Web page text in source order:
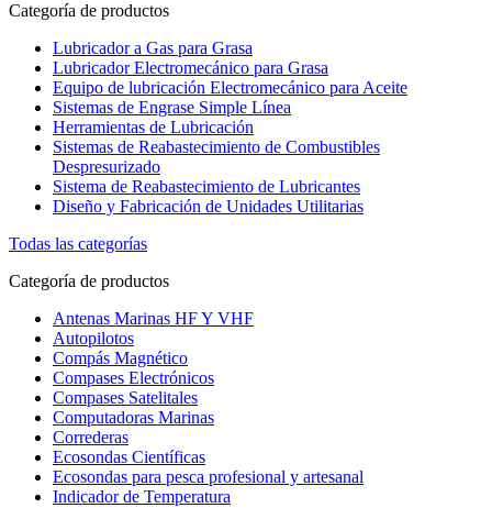
Categoría de productos
Lubricador a Gas para Grasa
Lubricador Electromecánico para Grasa
Equipo de lubricación Electromecánico para Aceite
Sistemas de Engrase Simple Línea
Herramientas de Lubricación
Sistemas de Reabastecimiento de Combustibles
Despresurizado
Sistema de Reabastecimiento de Lubricantes
Diseño y Fabricación de Unidades Utilitarias
Todas las categorías
Categoría de productos
Antenas Marinas HF Y VHF
Autopilotos
Compás Magnético
Compases Electrónicos
Compases Satelitales
Computadoras Marinas
Correderas
Ecosondas Científicas
Ecosondas para pesca profesional y artesanal
Indicador de Temperatura